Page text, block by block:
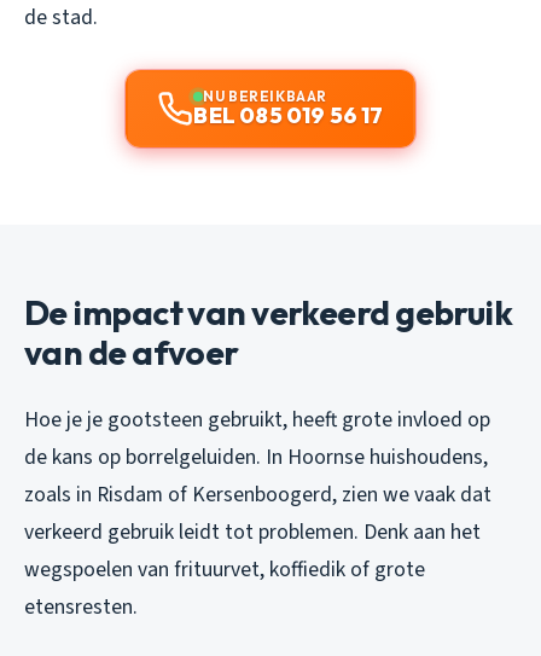
de stad.
NU BEREIKBAAR
BEL 085 019 56 17
De impact van verkeerd gebruik
van de afvoer
Hoe je je gootsteen gebruikt, heeft grote invloed op
de kans op borrelgeluiden. In Hoornse huishoudens,
zoals in Risdam of Kersenboogerd, zien we vaak dat
verkeerd gebruik leidt tot problemen. Denk aan het
wegspoelen van frituurvet, koffiedik of grote
etensresten.